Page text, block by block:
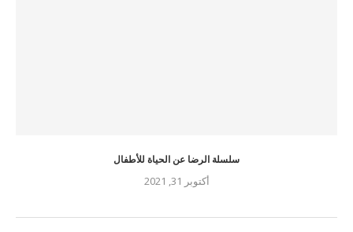
سلسلة الرضا عن الحياة للأطفال
أكتوبر 31, 2021